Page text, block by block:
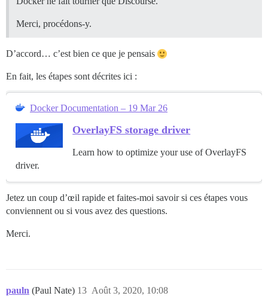
Merci, procédons-y.
D’accord… c’est bien ce que je pensais
En fait, les étapes sont décrites ici :
Docker Documentation – 19 Mar 26
OverlayFS storage driver
Learn how to optimize your use of OverlayFS
driver.
Jetez un coup d’œil rapide et faites-moi savoir si ces étapes vous
conviennent ou si vous avez des questions.
Merci.
pauln (Paul Nate) Août 3, 2020, 10:08
13